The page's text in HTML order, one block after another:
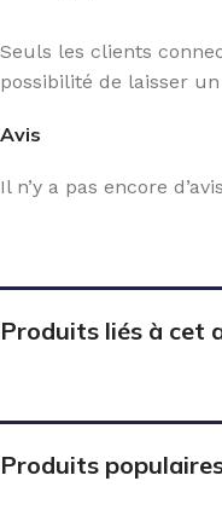
Avis
Il n’y a pas encore
Seuls les clients
possibilité de laisser un
Produits liés à cet
Produits